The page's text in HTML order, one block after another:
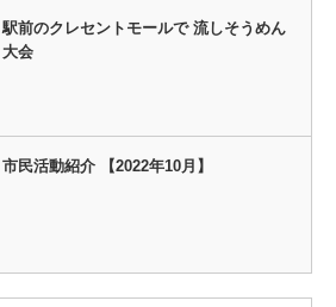
駅前のクレセントモールで 流しそうめん
大会
市民活動紹介 【2022年10月】